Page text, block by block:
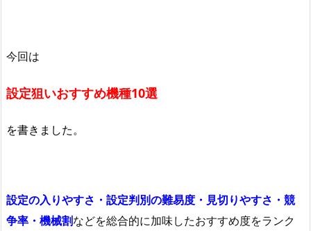
今回は
設定狙いおすすめ機種10選
を書きました。
設定の入りやすさ・設定判別の難易度・見切りやすさ・競
争率・機械割などを総合的に加味したおすすめ度をランク